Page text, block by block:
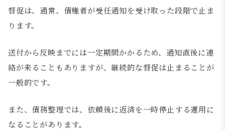
督促は、通常、債権者が受任通知を受け取った段階で止ま
ります。
送付から反映までには一定期間かかるため、通知直後に連
絡が来ることもありますが、継続的な督促は止まることが
一般的です。
また、債務整理では、依頼後に返済を一時停止する運用に
なることがあります。